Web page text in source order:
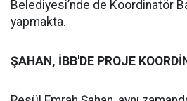
Belediyesi’nde de Koordinatör
yapmakta.
ŞAHAN, İBB'DE PROJE